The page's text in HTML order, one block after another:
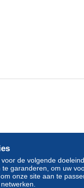
de volgende
garanderen, om uw
onze site aan te